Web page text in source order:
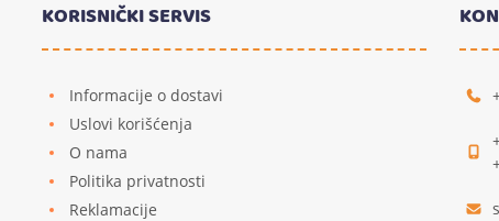
KORISNIČKI SERVIS
Informacije o dostavi
Uslovi korišćenja
O nama
Politika privatnosti
Reklamacije